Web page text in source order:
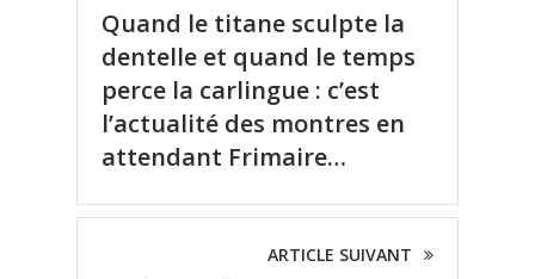
Quand le titane sculpte la
dentelle et quand le temps
perce la carlingue : c’est
l’actualité des montres en
attendant Frimaire…
ARTICLE SUIVANT